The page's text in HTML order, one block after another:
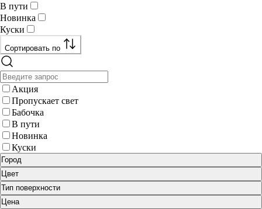
В пути
Новинка
Куски
Сортировать по
Акция
Пропускает свет
Бабочка
В пути
Новинка
Куски
Город
Цвет
Тип поверхности
Цена